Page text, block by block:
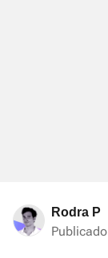
Rodra P
Publicado